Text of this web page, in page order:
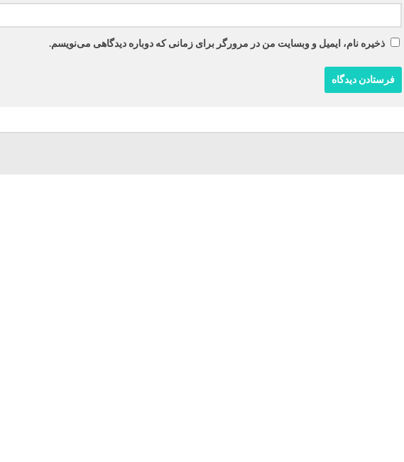
ذخیره نام، ایمیل و وبسایت من در مرورگر برای زمانی که دوباره دیدگاهی می‌نویسم.